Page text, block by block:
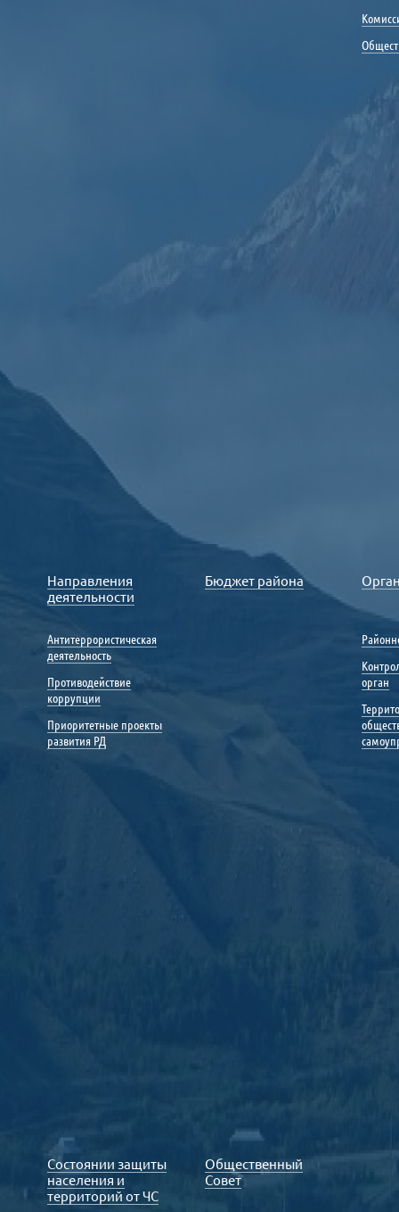
Направления
деятельности
Антитеррористическая
деятельность
Противодействие
коррупции
Приоритетные проекты
развития РД
Бюджет района
орган
Состоянии защиты
населения и
территорий от ЧС
Общественный
Совет